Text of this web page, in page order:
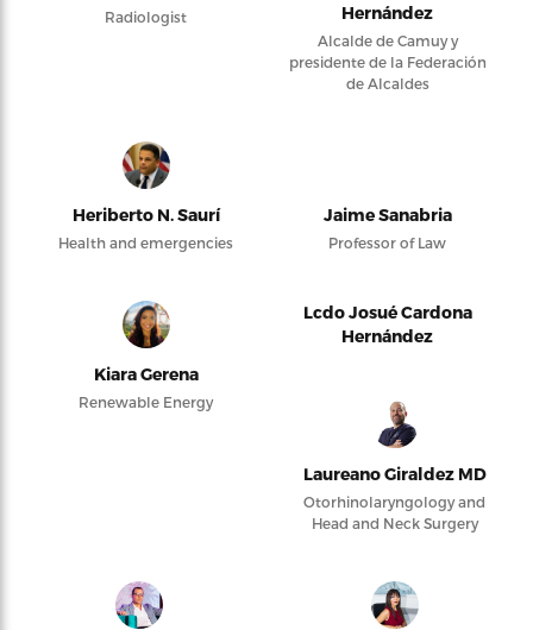
Radiologist
Hernández
Alcalde de Camuy y
presidente de la Federación
de Alcaldes
Heriberto N. Saurí
Health and emergencies
Jaime Sanabria
Professor of Law
Kiara Gerena
Renewable Energy
Lcdo Josué Cardona
Hernández
Laureano Giraldez MD
Otorhinolaryngology and
Head and Neck Surgery